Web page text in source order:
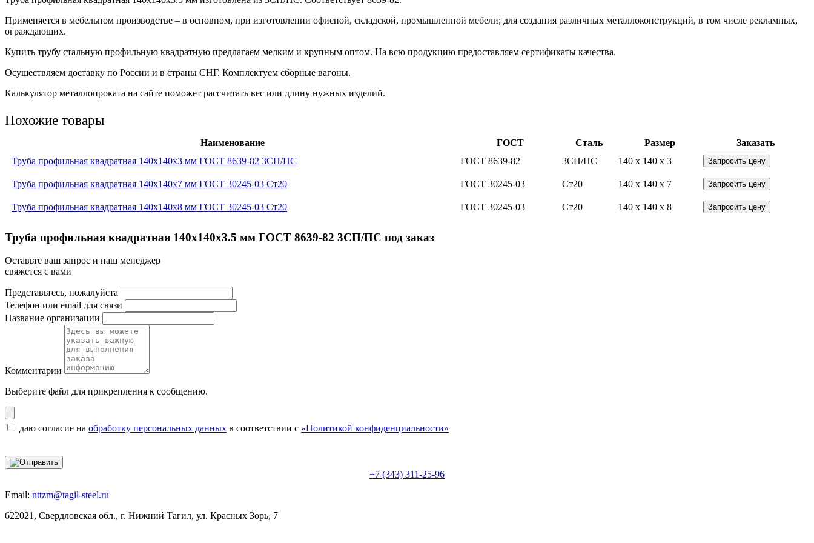
Применяется в мебельном производстве – в основном, при изготовлении офисной, складской, промышленной мебели; для создания различных металлоконструкций, в том числе рекламных,
ограждающих.
Купить трубу стальную профильную квадратную предлагаем мелким и крупным оптом. На всю продукцию предоставляем сертификаты качества.
Осуществляем доставку по России и в страны СНГ. Комплектуем сборные вагоны.
Калькулятор металлопроката на сайте поможет рассчитать вес или длину нужных изделий.
Похожие товары
Наименование ГОСТ Сталь Размер
Заказать
Труба профильная квадратная 140x140x3 мм ГОСТ 8639-82 3СП/ПС
ГОСТ 8639-82 3СП/ПС 140 x 140 x 3 Запросить цену
Труба профильная квадратная 140x140x7 мм ГОСТ 30245-03 Ст20 ГОСТ 30245-03 Ст20 140 x 140 x 7 Запросить цену
Труба профильная квадратная 140x140x8 мм ГОСТ 30245-03 Ст20 ГОСТ 30245-03 Ст20 140 x 140 x 8 Запросить цену
Труба профильная квадратная 140x140x3.5 мм ГОСТ 8639-82 3СП/ПС под заказ
Оставьте ваш запрос и наш менеджер
свяжется с вами
Представьтесь, пожалуйста
Телефон или email для связи
Название организации
Комментарии
Выберите файл для прикрепления к сообщению.
даю согласие на обработку персональных данных в соответствии с «Политикой конфиденциальности»
+7 (343) 311-25-96
Email: nttzm@tagil-steel.ru
622021, Свердловская обл., г. Нижний Тагил, ул. Красных Зорь, 7